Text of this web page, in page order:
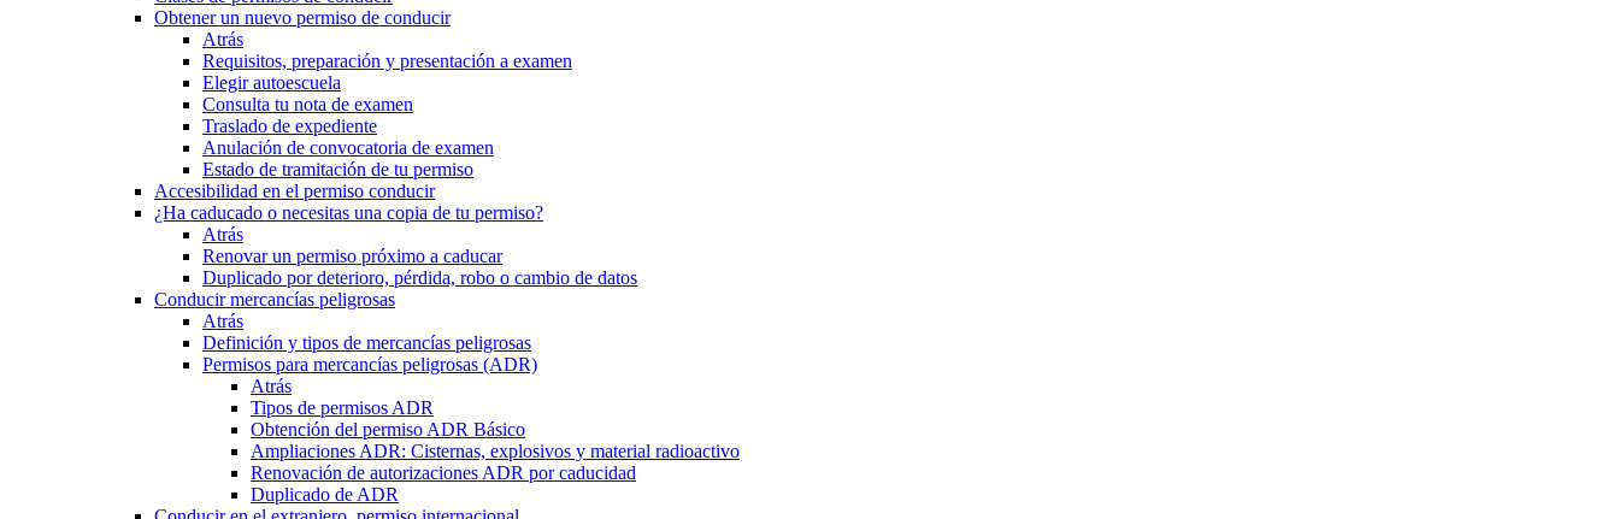
Obtener un nuevo permiso de conducir
Atrás
Requisitos, preparación y presentación a examen
Elegir autoescuela
Consulta tu nota de examen
Traslado de expediente
Anulación de convocatoria de examen
Estado de tramitación de tu permiso
Accesibilidad en el permiso conducir
¿Ha caducado o necesitas una copia de tu permiso?
Atrás
Renovar un permiso próximo a caducar
Duplicado por deterioro, pérdida, robo o cambio de datos
Conducir mercancías peligrosas
Atrás
Definición y tipos de mercancías peligrosas
Permisos para mercancías peligrosas (ADR)
Atrás
Tipos de permisos ADR
Obtención del permiso ADR Básico
Ampliaciones ADR: Cisternas, explosivos y material radioactivo
Renovación de autorizaciones ADR por caducidad
Duplicado de ADR